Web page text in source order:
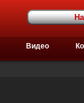
Видео